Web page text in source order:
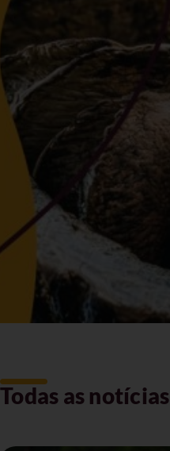
Todas as notícias